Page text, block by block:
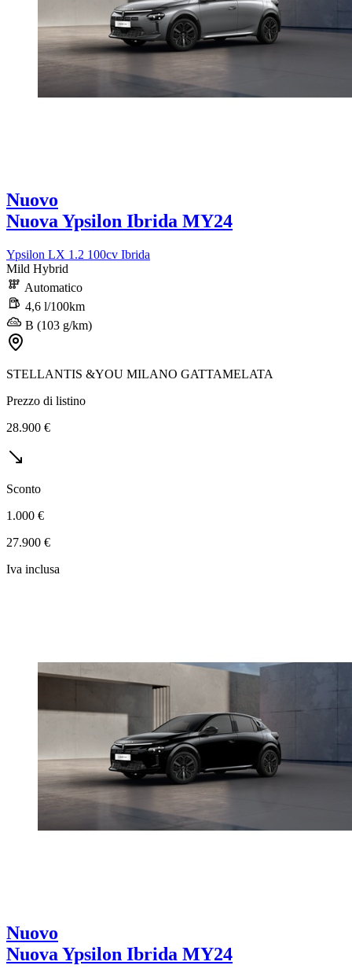
Nuovo
Nuova Ypsilon Ibrida MY24
Ypsilon LX 1.2 100cv Ibrida
Mild Hybrid
Automatico
4,6 l/100km
B (103 g/km)
STELLANTIS &YOU MILANO GATTAMELATA
Prezzo di listino
28.900 €
Sconto
1.000 €
27.900 €
Iva inclusa
Nuovo
Nuova Ypsilon Ibrida MY24